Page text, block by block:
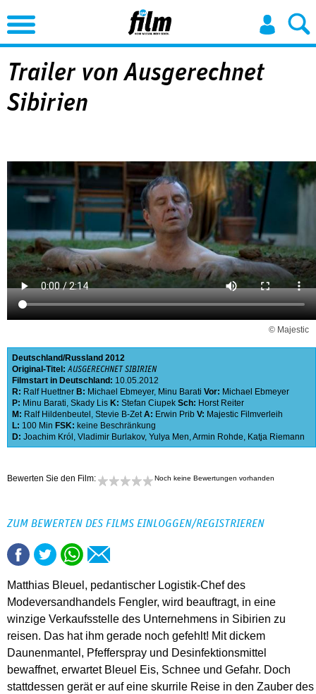
Jump to Navigation
Trailer von Ausgerechnet
Sibirien
© Majestic
Deutschland Russland 2012
Original-Titel:AUSGERECHNET SIBIRIEN
Filmstart in Deutschland: 10.05.2012
R: Ralf Huettner B: Michael Ebmeyer, Minu Barati Vor: Michael Ebmeyer
P: Minu Barati, Skady Lis K: Stefan Ciupek Sch: Horst Reiter
M: Ralf Hildenbeutel , Stevie B-Zet A: Erwin Prib V: Majestic Filmverleih
L: 100 Min FSK: keine Beschränkung
D: Joachim Król , Vladimir Burlakov, Yulya Men,Armin Rohde, Katja Riemann
Bewerten Sie den Film: Noch keine Bewertungen vorhanden
ZUM BEWERTEN DES FILMS EINLOGGEN/REGISTRIEREN
Matthias Bleuel, pedantischer Logistik-Chef des
Modeversandhandels Fengler, wird beauftragt, in eine
winzige Verkaufsstelle des Unternehmens in Sibirien zu
reisen. Das hat ihm gerade noch gefehlt! Mit dickem
Daunenmantel, Pfefferspray und Desinfektionsmittel
bewaffnet, erwartet Bleuel Eis, Schnee und Gefahr. Doch
stattdessen gerät er auf eine skurrile Reise in den Zauber des